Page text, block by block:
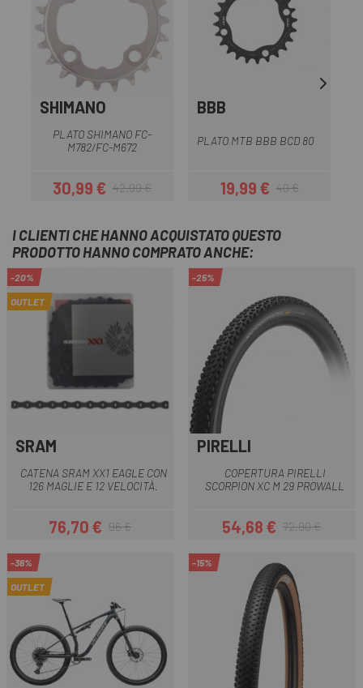
SHIMANO
PLATO SHIMANO FC-
M782/FC-M672
Prezzo
30,99 €Prezzo base
42,99 €
BBB
PLATO MTB BBB BCD 80
Prezzo
19,99 €Prezzo base
40 €
I CLIENTI CHE HANNO ACQUISTATO QUESTO
PRODOTTO HANNO COMPRATO ANCHE:
-20%
OUTLET
SRAM
CATENA SRAM XX1 EAGLE CON
126 MAGLIE E 12 VELOCITÀ.
Prezzo
76,70 €Prezzo base
96 €
-25%
PIRELLI
COPERTURA PIRELLI
SCORPION XC M 29 PROWALL
Prezzo
54,68 €Prezzo base
72,90 €
-36%
OUTLET
-15%